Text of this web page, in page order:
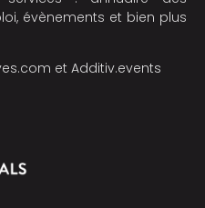
évènements et bien plus
et Additiv.events